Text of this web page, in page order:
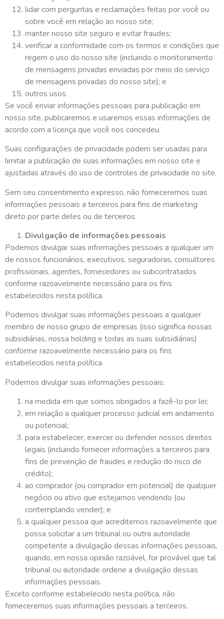
lidar com perguntas e reclamações feitas por você ou
sobre você em relação ao nosso site;
manter nosso site seguro e evitar fraudes;
verificar a conformidade com os termos e condições que
regem o uso do nosso site (incluindo o monitoramento
de mensagens privadas enviadas por meio do serviço
de mensagens privadas do nosso site); e
outros usos.
Se você enviar informações pessoais para publicação em
nosso site, publicaremos e usaremos essas informações de
acordo com a licença que você nos concedeu.
Suas configurações de privacidade podem ser usadas para
limitar a publicação de suas informações em nosso site e
ajustadas através do uso de controles de privacidade no site.
Sem seu consentimento expresso, não forneceremos suas
informações pessoais a terceiros para fins de marketing
direto por parte deles ou de terceiros.
Divulgação de informações pessoais
Podemos divulgar suas informações pessoais a qualquer um
de nossos funcionários, executivos, seguradoras, consultores
profissionais, agentes, fornecedores ou subcontratados
conforme razoavelmente necessário para os fins
estabelecidos nesta política.
Podemos divulgar suas informações pessoais a qualquer
membro de nosso grupo de empresas (isso significa nossas
subsidiárias, nossa holding e todas as suas subsidiárias)
conforme razoavelmente necessário para os fins
estabelecidos nesta política.
Podemos divulgar suas informações pessoais:
na medida em que somos obrigados a fazê-lo por lei;
em relação a qualquer processo judicial em andamento
ou potencial;
para estabelecer, exercer ou defender nossos direitos
legais (incluindo fornecer informações a terceiros para
fins de prevenção de fraudes e redução do risco de
crédito);
ao comprador (ou comprador em potencial) de qualquer
negócio ou ativo que estejamos vendendo (ou
contemplando vender); e
a qualquer pessoa que acreditemos razoavelmente que
possa solicitar a um tribunal ou outra autoridade
competente a divulgação dessas informações pessoais,
quando, em nossa opinião razoável, for provável que tal
tribunal ou autoridade ordene a divulgação dessas
informações pessoais.
Exceto conforme estabelecido nesta política, não
forneceremos suas informações pessoais a terceiros.